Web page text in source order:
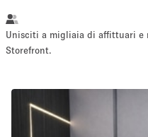
Unisciti a migliaia di affittuari e
Storefront.